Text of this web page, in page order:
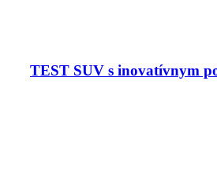
TEST SUV s inovatívnym